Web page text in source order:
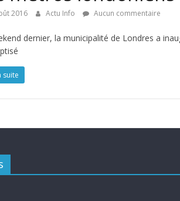
2016 Actu Info Aucun commentaire
dernier, la municipalité de Londres a
suite